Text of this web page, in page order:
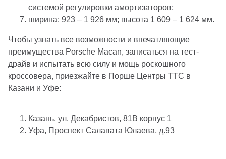
системой регулировки амортизаторов;
ширина: 923 – 1 926 мм; высота 1 609 – 1 624 мм.
Чтобы узнать все возможности и впечатляющие
преимущества Porsche Macan, записаться на тест-
драйв и испытать всю силу и мощь роскошного
кроссовера, приезжайте в Порше Центры ТТС в
Казани и Уфе:
Казань, ул. Декабристов, 81В корпус 1
Уфа, Проспект Салавата Юлаева, д.93